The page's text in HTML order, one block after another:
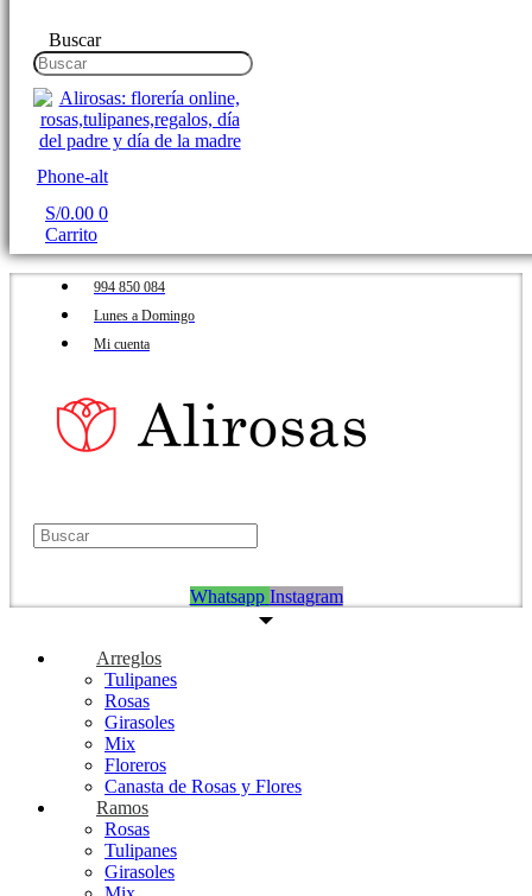
Buscar
Phone-alt
S/0.00 0
Carrito
994 850 084
Lunes a Domingo
Mi cuenta
Whatsapp Instagram
Arreglos
Tulipanes
Rosas
Girasoles
Mix
Floreros
Canasta de Rosas y Flores
Ramos
Rosas
Tulipanes
Girasoles